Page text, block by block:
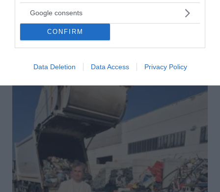
Google consents
CONFIRM
Data Deletion Data Access Privacy Policy